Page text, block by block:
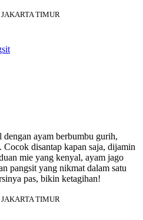
TIMUR
ayam berbumbu gurih,
Cocok disantap kapan saja, dijamin
mie yang kenyal, ayam jago
pangsit yang nikmat dalam satu
pas, bikin ketagihan!
TIMUR